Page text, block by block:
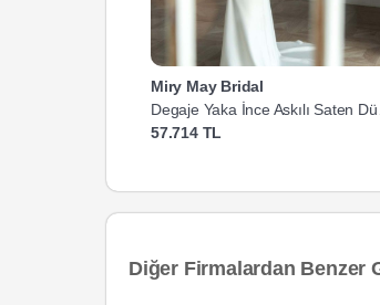
Miry May Bridal
Degaje Yaka İnce Askılı Saten Düz
Kesim Gelinlik
57.714 TL
Diğer Firmalardan Benzer